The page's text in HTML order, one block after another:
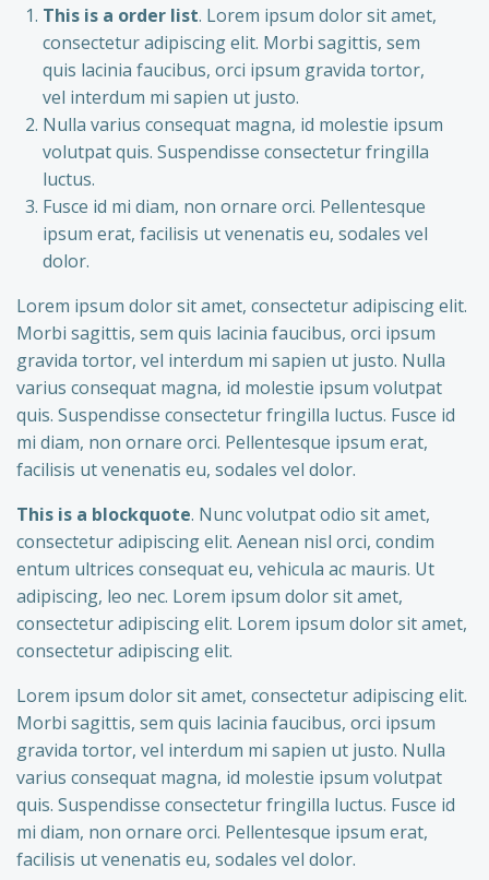
This is a order list. Lorem ipsum dolor sit amet,
consectetur adipiscing elit. Morbi sagittis, sem
quis lacinia faucibus, orci ipsum gravida tortor,
vel interdum mi sapien ut justo.
Nulla varius consequat magna, id molestie ipsum
volutpat quis. Suspendisse consectetur fringilla
luctus.
Fusce id mi diam, non ornare orci. Pellentesque
ipsum erat, facilisis ut venenatis eu, sodales vel
dolor.
Lorem ipsum dolor sit amet, consectetur adipiscing elit.
Morbi sagittis, sem quis lacinia faucibus, orci ipsum
gravida tortor, vel interdum mi sapien ut justo. Nulla
varius consequat magna, id molestie ipsum volutpat
quis. Suspendisse consectetur fringilla luctus. Fusce id
mi diam, non ornare orci. Pellentesque ipsum erat,
facilisis ut venenatis eu, sodales vel dolor.
This is a blockquote. Nunc volutpat odio sit amet,
consectetur adipiscing elit. Aenean nisl orci, condim
entum ultrices consequat eu, vehicula ac mauris. Ut
adipiscing, leo nec. Lorem ipsum dolor sit amet,
consectetur adipiscing elit. Lorem ipsum dolor sit amet,
consectetur adipiscing elit.
Lorem ipsum dolor sit amet, consectetur adipiscing elit.
Morbi sagittis, sem quis lacinia faucibus, orci ipsum
gravida tortor, vel interdum mi sapien ut justo. Nulla
varius consequat magna, id molestie ipsum volutpat
quis. Suspendisse consectetur fringilla luctus. Fusce id
mi diam, non ornare orci. Pellentesque ipsum erat,
facilisis ut venenatis eu, sodales vel dolor.